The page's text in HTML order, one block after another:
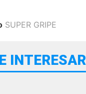
SUPER GRIPE
INTERESAR